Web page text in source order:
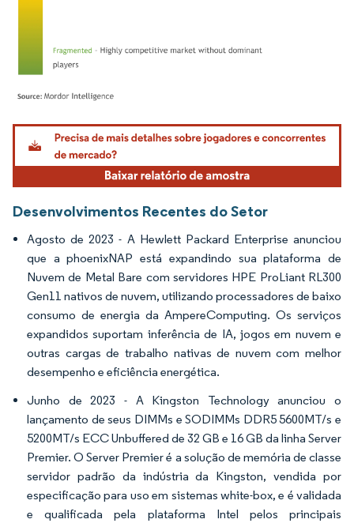
Imagem © Mordor Intelligence. O reuso requer atribuição conforme CC BY 4.0.
Desenvolvimentos Recentes do Setor
Agosto de 2023 - A Hewlett Packard Enterprise anunciou
que a phoenixNAP está expandindo sua plataforma de
Nuvem de Metal Bare com servidores HPE ProLiant RL300
Gen11 nativos de nuvem, utilizando processadores de baixo
consumo de energia da AmpereComputing. Os serviços
expandidos suportam inferência de IA, jogos em nuvem e
outras cargas de trabalho nativas de nuvem com melhor
desempenho e eficiência energética.
Junho de 2023 - A Kingston Technology anunciou o
lançamento de seus DIMMs e SODIMMs DDR5 5600MT/s e
5200MT/s ECC Unbuffered de 32 GB e 16 GB da linha Server
Premier. O Server Premier é a solução de memória de classe
servidor padrão da indústria da Kingston, vendida por
especificação para uso em sistemas white-box, e é validada
e qualificada pela plataforma Intel pelos principais